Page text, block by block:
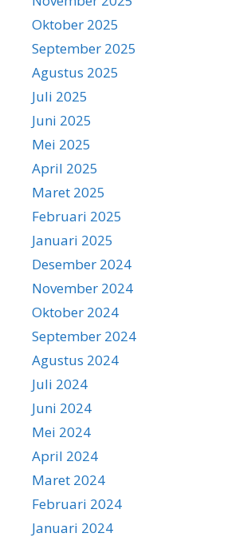
Oktober 2025
September 2025
Agustus 2025
Juli 2025
Juni 2025
Mei 2025
April 2025
Maret 2025
Februari 2025
Januari 2025
Desember 2024
November 2024
Oktober 2024
September 2024
Agustus 2024
Juli 2024
Juni 2024
Mei 2024
April 2024
Maret 2024
Februari 2024
Januari 2024